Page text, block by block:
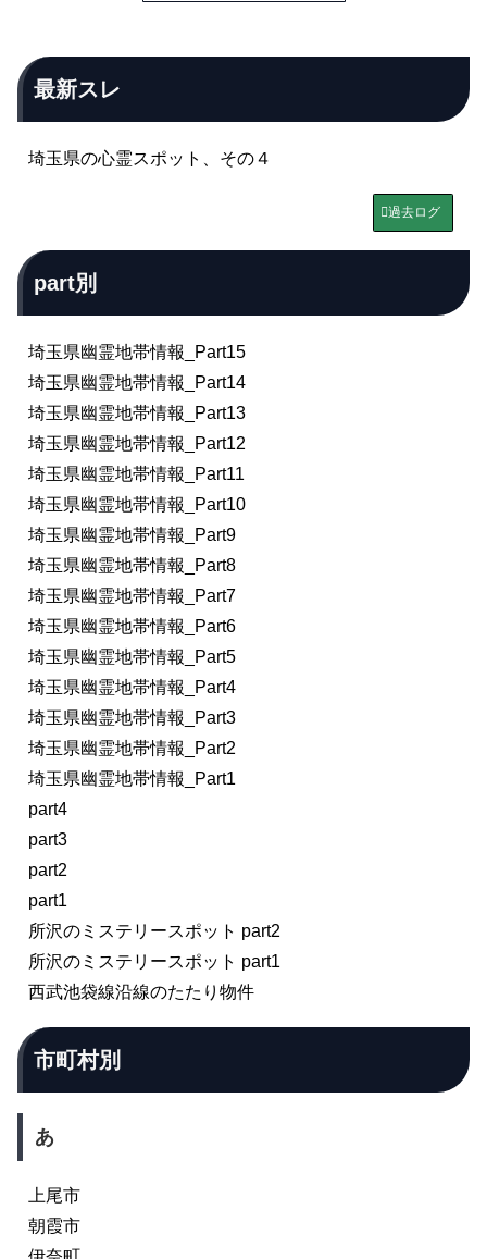
最新スレ
埼玉県の心霊スポット、その４
過去ログ
part別
埼玉県幽霊地帯情報_Part15
埼玉県幽霊地帯情報_Part14
埼玉県幽霊地帯情報_Part13
埼玉県幽霊地帯情報_Part12
埼玉県幽霊地帯情報_Part11
埼玉県幽霊地帯情報_Part10
埼玉県幽霊地帯情報_Part9
埼玉県幽霊地帯情報_Part8
埼玉県幽霊地帯情報_Part7
埼玉県幽霊地帯情報_Part6
埼玉県幽霊地帯情報_Part5
埼玉県幽霊地帯情報_Part4
埼玉県幽霊地帯情報_Part3
埼玉県幽霊地帯情報_Part2
埼玉県幽霊地帯情報_Part1
part4
part3
part2
part1
所沢のミステリースポット part2
所沢のミステリースポット part1
西武池袋線沿線のたたり物件
市町村別
あ
上尾市
朝霞市